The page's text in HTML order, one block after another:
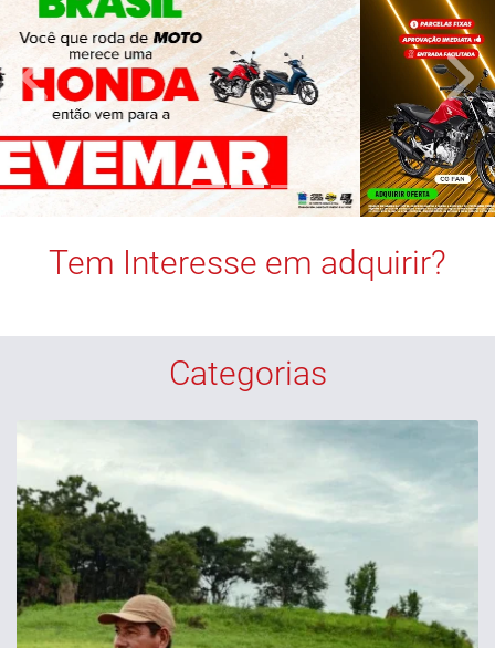
templates.template-
Tem Interesse em adquirir?
Categorias